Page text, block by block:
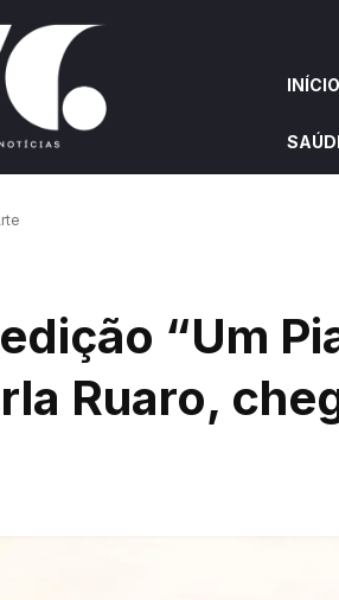
INÍCIO
“Um
Ruaro,